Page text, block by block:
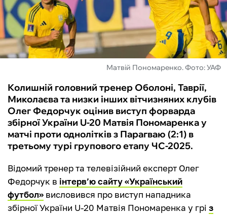
ІНШІ
БУКМЕКЕРИ
Матвій Пономаренко. Фото: УАФ
Колишній головний тренер Оболоні, Таврії,
Миколаєва та низки інших вітчизняних клубів
Олег Федорчук оцінив виступ форварда
збірної України U-20 Матвія Пономаренка у
матчі проти однолітків з Парагваю (2:1) в
третьому турі групового етапу ЧС-2025.
Відомий тренер та телевізійний експерт Олег
Федорчук в інтерв’ю сайту «Український
футбол» висловився про виступ нападника
збірної України U-20 Матвія Пономаренка у грі з